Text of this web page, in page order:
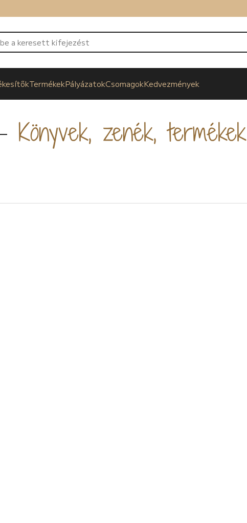
TermékekPályázatokCsomagokKedvezmények
Könyvek, zenék, termékek